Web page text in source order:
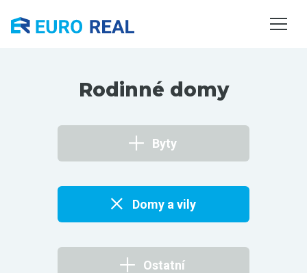
SLUŽBY
Rodinné domy
Byty
Domy a vily
Ostatní